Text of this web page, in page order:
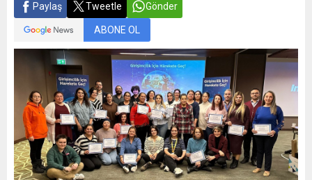
Paylaş Tweetle Gönder
ABONE OL